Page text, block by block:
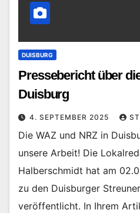
DUISBURG
Pressebericht über
Duisburg
4. SEPTEMBER 2025
Die WAZ und NRZ in
unsere Arbeit! Die
Halberschmidt hat am
zu den Duisburger
veröffentlicht. In Ihrem